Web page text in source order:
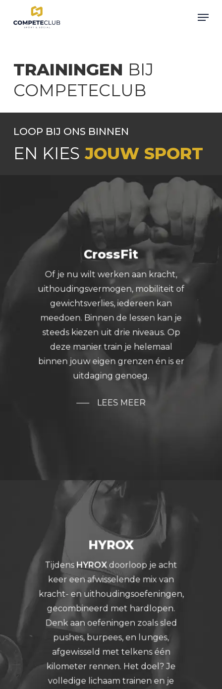
TRAININGEN BIJ
COMPETECLUB
LOOP BIJ ONS BINNEN
EN KIES JOUW SPORT
CrossFit
Of je nu wilt werken aan kracht,
uithoudingsvermogen, mobiliteit of
gewichtsverlies, iedereen kan
meedoen. Binnen de lessen kan je
steeds kiezen uit drie niveaus. Op
deze manier train je helemaal
binnen jouw eigen grenzen én is er
uitdaging genoeg.
LEES MEER
HYROX
TijdensHYROXdoorloop je acht
keer een afwisselende mix van
kracht- en uithoudingsoefeningen,
gecombineerd met hardlopen.
Denk aan oefeningen zoals sled
pushes, burpees, en lunges,
afgewisseld met telkens één
kilometer rennen. Het doel? Je
volledige lichaam trainen en je